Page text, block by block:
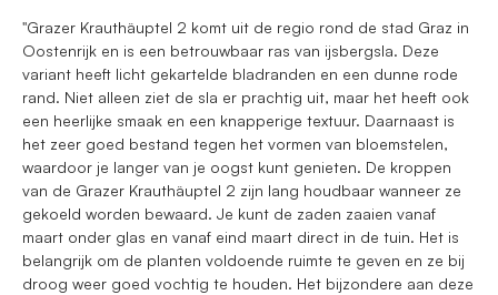
"Grazer Krauthäuptel 2 komt uit de regio rond de stad Graz in
Oostenrijk en is een betrouwbaar ras van ijsbergsla. Deze
variant heeft licht gekartelde bladranden en een dunne rode
rand. Niet alleen ziet de sla er prachtig uit, maar het heeft ook
een heerlijke smaak en een knapperige textuur. Daarnaast is
het zeer goed bestand tegen het vormen van bloemstelen,
waardoor je langer van je oogst kunt genieten. De kroppen
van de Grazer Krauthäuptel 2 zijn lang houdbaar wanneer ze
gekoeld worden bewaard. Je kunt de zaden zaaien vanaf
maart onder glas en vanaf eind maart direct in de tuin. Het is
belangrijk om de planten voldoende ruimte te geven en ze bij
droog weer goed vochtig te houden. Het bijzondere aan deze